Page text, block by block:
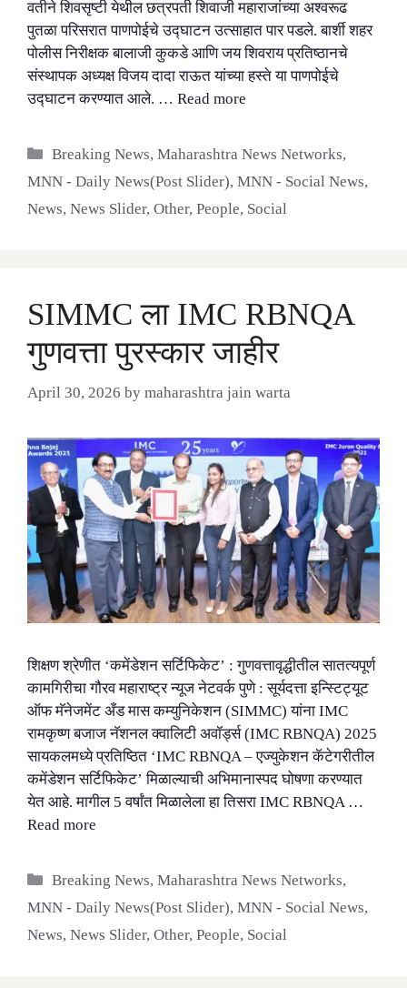
वतीने शिवसृष्टी येथील छत्रपती शिवाजी महाराजांच्या अश्वरूढ
पुतळा परिसरात पाणपोईचे उद्घाटन उत्साहात पार पडले. बार्शी शहर
पोलीस निरीक्षक बालाजी कुकडे आणि जय शिवराय प्रतिष्ठानचे
संस्थापक अध्यक्ष विजय दादा राऊत यांच्या हस्ते या पाणपोईचे
उद्घाटन करण्यात आले. … Read more
Categories
Breaking News,Maharashtra News Networks,
MNN - Daily News(Post Slider), MNN - Social News,
News, News Slider, Other, People, Social
SIMMC ला IMC RBNQA
गुणवत्ता पुरस्कार जाहीर
April 30, 2026 by maharashtra jain warta
शिक्षण श्रेणीत ‘कमेंडेशन सर्टिफिकेट’ : गुणवत्तावृद्धीतील सातत्यपूर्ण
कामगिरीचा गौरव महाराष्ट्र न्यूज नेटवर्क पुणे : सूर्यदत्ता इन्स्टिट्यूट
ऑफ मॅनेजमेंट अँड मास कम्युनिकेशन (SIMMC) यांना IMC
रामकृष्ण बजाज नॅशनल क्वालिटी अवॉर्ड्स (IMC RBNQA) 2025
सायकलमध्ये प्रतिष्ठित ‘IMC RBNQA – एज्युकेशन कॅटेगरीतील
कमेंडेशन सर्टिफिकेट’ मिळाल्याची अभिमानास्पद घोषणा करण्यात
येत आहे. मागील 5 वर्षांत मिळालेला हा तिसरा IMC RBNQA …
Read more
Categories
Breaking News,Maharashtra News Networks,
MNN - Daily News(Post Slider), MNN - Social News,
News, News Slider, Other, People, Social